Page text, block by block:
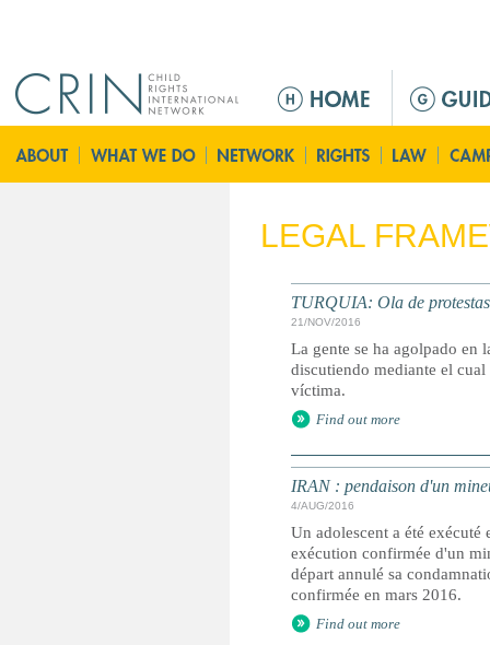
ا
ئ
ة
LEGAL
TURQUIA: Ola de
21/NOV/2016
La gente se ha agolpado en
discutiendo mediante el
víctima.
Find out more
IRAN : pendaison d'un
4/AUG/2016
Un adolescent a été
exécution confirmée d'un
départ annulé sa
confirmée en mars 2016.
Find out more